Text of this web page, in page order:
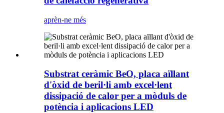
aprèn-ne més
Substrat ceràmic BeO, placa aïllant
d'òxid de beril·li amb excel·lent
dissipació de calor per a mòduls de
potència i aplicacions LED